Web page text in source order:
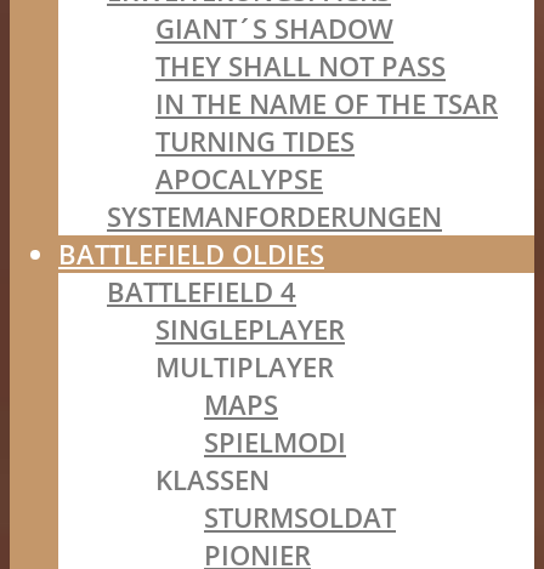
GIANT´S SHADOW
THEY SHALL NOT PASS
IN THE NAME OF THE TSAR
TURNING TIDES
APOCALYPSE
SYSTEMANFORDERUNGEN
BATTLEFIELD OLDIES
BATTLEFIELD 4
SINGLEPLAYER
MULTIPLAYER
MAPS
SPIELMODI
KLASSEN
STURMSOLDAT
PIONIER